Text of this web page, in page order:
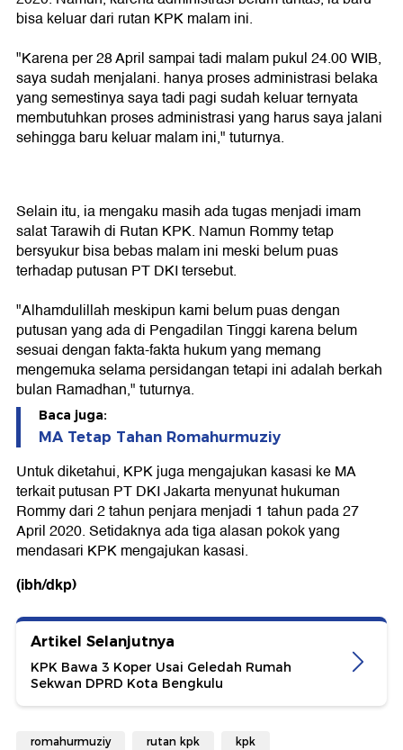
bisa keluar dari rutan KPK malam ini.
"Karena per 28 April sampai tadi malam pukul 24.00 WIB,
saya sudah menjalani. hanya proses administrasi belaka
yang semestinya saya tadi pagi sudah keluar ternyata
membutuhkan proses administrasi yang harus saya jalani
sehingga baru keluar malam ini," tuturnya.
Selain itu, ia mengaku masih ada tugas menjadi imam
salat Tarawih di Rutan KPK. Namun Rommy tetap
bersyukur bisa bebas malam ini meski belum puas
terhadap putusan PT DKI tersebut.
"Alhamdulillah meskipun kami belum puas dengan
putusan yang ada di Pengadilan Tinggi karena belum
sesuai dengan fakta-fakta hukum yang memang
mengemuka selama persidangan tetapi ini adalah berkah
bulan Ramadhan," tuturnya.
Baca juga:
MA Tetap Tahan Romahurmuziy
Untuk diketahui, KPK juga mengajukan kasasi ke MA
terkait putusan PT DKI Jakarta menyunat hukuman
Rommy dari 2 tahun penjara menjadi 1 tahun pada 27
April 2020. Setidaknya ada tiga alasan pokok yang
mendasari KPK mengajukan kasasi.
(ibh/dkp)
Artikel Selanjutnya
KPK Bawa 3 Koper Usai Geledah Rumah
Sekwan DPRD Kota Bengkulu
romahurmuziy rutan kpk kpk